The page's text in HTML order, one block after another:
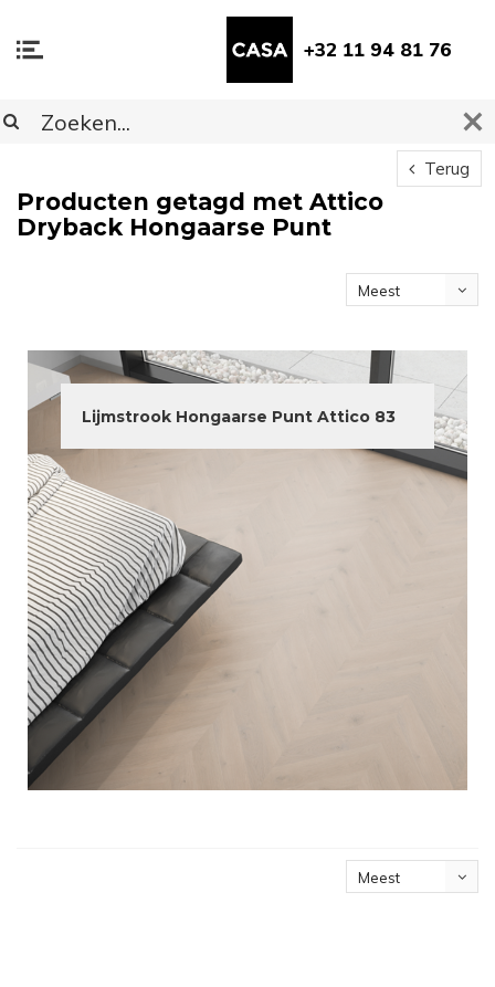
+32 11 94 81 76
Terug
Producten getagd met Attico
Dryback Hongaarse Punt
Meest
Lijmstrook Hongaarse Punt Attico 83
Meest